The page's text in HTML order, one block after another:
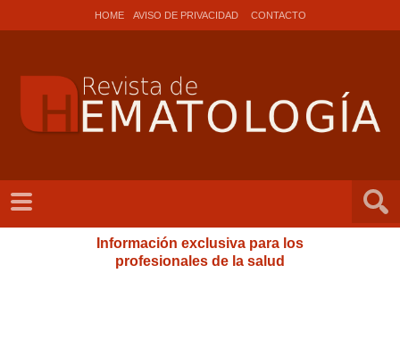
HOME AVISO DE PRIVACIDAD CONTACTO
Información exclusiva para los
profesionales de la salud